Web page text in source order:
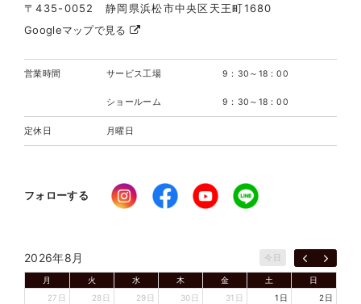
〒435-0052 静岡県浜松市中央区天王町1680
Googleマップで見る
営業時間 サービス工場 9：30～18：00
ショールーム 9：30～18：00
定休日 月曜日
フォローする
2026年8月 今日
月 火 水 木 金 土
日
27日
28日 29日 30日 31日 1日 2日